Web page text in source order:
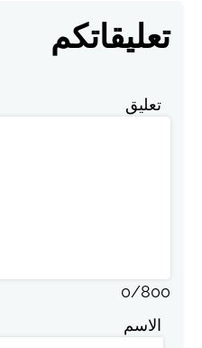
تعليقاتكم
تعليق
0/800
الاسم